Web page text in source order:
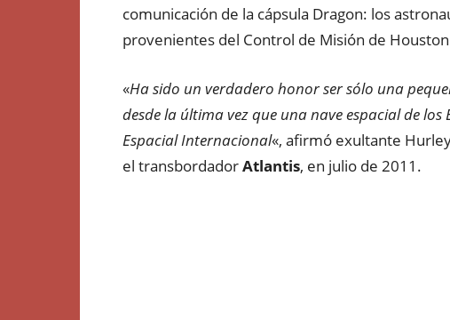
comunicación de la cápsula Dragon: los
provenientes del Control de Misión de
«Ha sido un verdadero honor ser sólo una
desde la última vez que una nave espacial de
Espacial Internacional«, afirmó exultante
el transbordadorAtlantis, en julio de 2011.